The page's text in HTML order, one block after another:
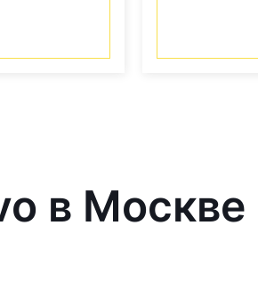
в Москве